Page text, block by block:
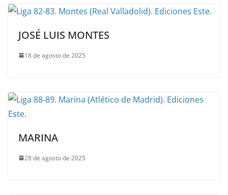
JOSÉ LUIS MONTES
18 de agosto de 2025
MARINA
28 de agosto de 2025